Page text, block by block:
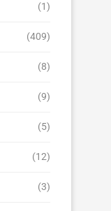
(1)
(409)
(8)
(9)
(5)
(12)
(3)